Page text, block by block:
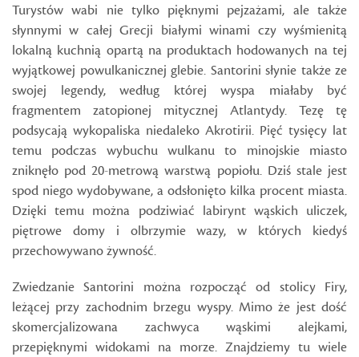
Turystów wabi nie tylko pięknymi pejzażami, ale także
słynnymi w całej Grecji białymi winami czy wyśmienitą
lokalną kuchnią opartą na produktach hodowanych na tej
wyjątkowej powulkanicznej glebie. Santorini słynie także ze
swojej legendy, według której wyspa miałaby być
fragmentem zatopionej mitycznej Atlantydy. Tezę tę
podsycają wykopaliska niedaleko Akrotirii. Pięć tysięcy lat
temu podczas wybuchu wulkanu to minojskie miasto
zniknęło pod 20-metrową warstwą popiołu. Dziś stale jest
spod niego wydobywane, a odsłonięto kilka procent miasta.
Dzięki temu można podziwiać labirynt wąskich uliczek,
piętrowe domy i olbrzymie wazy, w których kiedyś
przechowywano żywność.
Zwiedzanie Santorini można rozpocząć od stolicy Firy,
leżącej przy zachodnim brzegu wyspy. Mimo że jest dość
skomercjalizowana zachwyca wąskimi alejkami,
przepięknymi widokami na morze. Znajdziemy tu wiele